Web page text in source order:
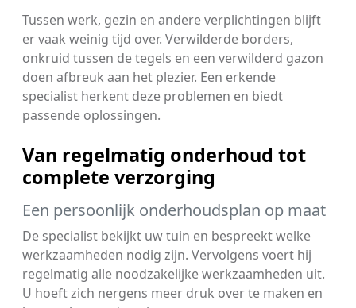
Tussen werk, gezin en andere verplichtingen blijft
er vaak weinig tijd over. Verwilderde borders,
onkruid tussen de tegels en een verwilderd gazon
doen afbreuk aan het plezier. Een erkende
specialist herkent deze problemen en biedt
passende oplossingen.
Van regelmatig onderhoud tot
complete verzorging
Een persoonlijk onderhoudsplan op maat
De specialist bekijkt uw tuin en bespreekt welke
werkzaamheden nodig zijn. Vervolgens voert hij
regelmatig alle noodzakelijke werkzaamheden uit.
U hoeft zich nergens meer druk over te maken en